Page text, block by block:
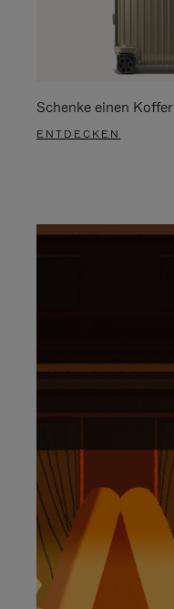
Schenke einen Koffer
ENTDECKEN